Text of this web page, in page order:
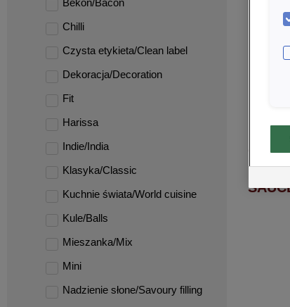
Bekon/Bacon
Chilli
Czysta etykieta/Clean label
Dekoracja/Decoration
Fit
Harissa
Indie/India
Klasyka/Classic
Kuchnie świata/World cuisine
Kule/Balls
Mieszanka/Mix
Mini
Nadzienie słone/Savoury filling